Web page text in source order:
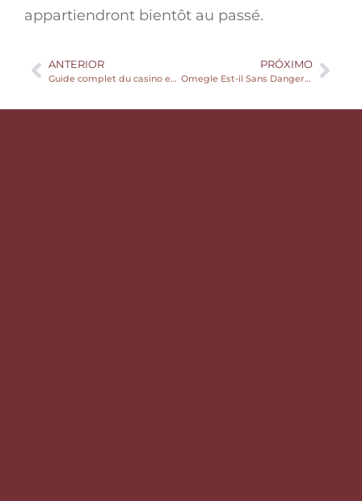
appartiendront bientôt au passé.
ANTERIOR
Guide complet du casino en ligne – Tout ce que vous devez savoir avant de jouer
PRÓXIMO
Omegle Est-il Sans Danger Pour Les Enfants ?